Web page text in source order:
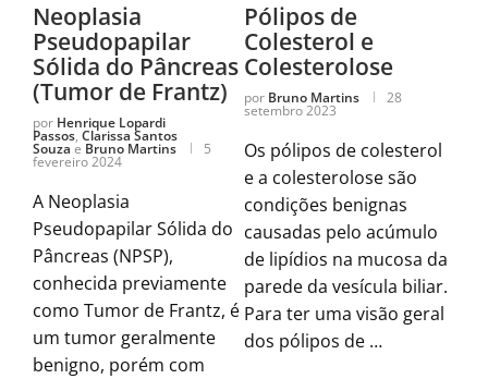
Neoplasia
Pseudopapilar
Sólida do Pâncreas
(Tumor de Frantz)
por Henrique Lopardi
Passos, Clarissa Santos
Souza e Bruno Martins 5
fevereiro 2024
A Neoplasia
Pseudopapilar Sólida do
Pâncreas (NPSP),
conhecida previamente
como Tumor de Frantz, é
um tumor geralmente
benigno, porém com
Pólipos de
Colesterol e
Colesterolose
por Bruno Martins 28
setembro 2023
Os pólipos de colesterol
e a colesterolose são
condições benignas
causadas pelo acúmulo
de lipídios na mucosa da
parede da vesícula biliar.
Para ter uma visão geral
dos pólipos de …